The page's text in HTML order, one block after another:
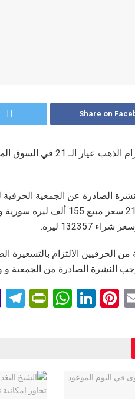
Share on
الصادرة عن الجمعية
الحرفيين الالتزام بالتسعيرة
النشرة الصادرة من الجمعية و وزعت أرقام
E
Pi
t
Li
n
W
A
p
Pr
e
n